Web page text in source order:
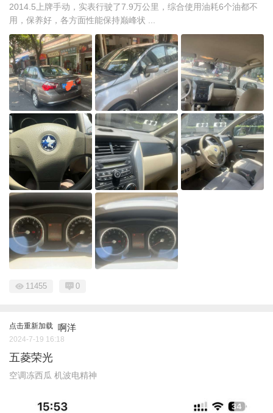
2014.5上牌手动，实表行驶了7.9万公里，综合使用油耗6个油都不
用，保养好，各方面性能保持巅峰状 ...
11455 0
点击重新加载 啊洋
2024-7-19 16:18
五菱荣光
空调冻西瓜 机波电精神